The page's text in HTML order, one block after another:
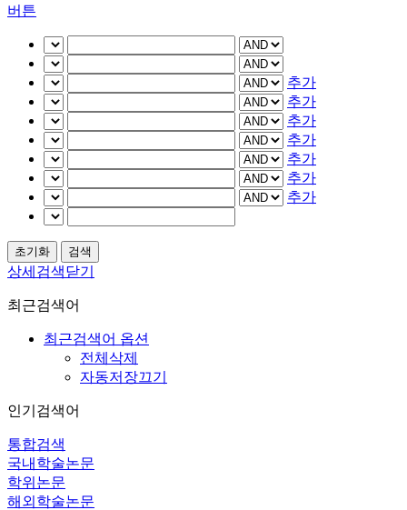
버튼
추가
추가
추가
추가
추가
추가
추가
상세검색닫기
최근검색어
최근검색어 옵션
전체삭제
자동저장끄기
인기검색어
통합검색
국내학술논문
학위논문
해외학술논문